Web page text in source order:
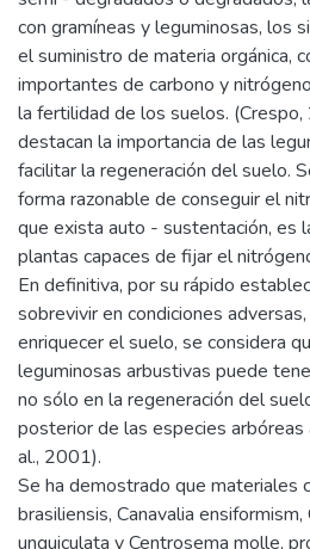
con gramíneas y leguminosas, los
el suministro de materia orgánica,
importantes de carbono y
la fertilidad de los suelos.
destacan la importancia de las
facilitar la regeneración del suelo.
forma razonable de conseguir el
que exista auto - sustentación, es
plantas capaces de fijar el
En definitiva, por su rápido
sobrevivir en condiciones
enriquecer el suelo, se considera
leguminosas arbustivas puede
no sólo en la regeneración del
posterior de las especies
al., 2001).
Se ha demostrado que materiales
brasiliensis, Canavalia
unguiculata y Centrosema molle,